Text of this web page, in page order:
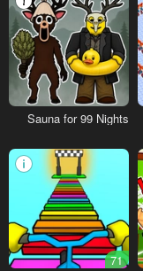
Sauna for 99 Nights
71